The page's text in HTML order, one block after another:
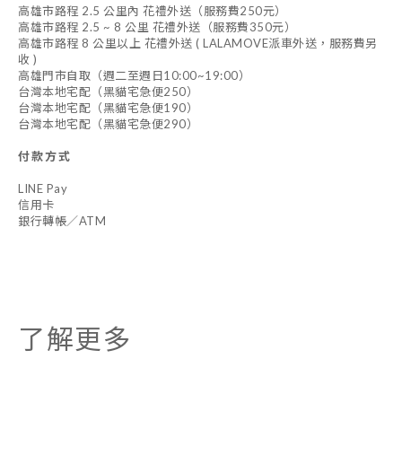
高雄市路程 2.5 公里內 花禮外送（服務費250元）
高雄市路程 2.5 ~ 8 公里 花禮外送（服務費350元）
高雄市路程 8 公里以上 花禮外送 ( LALAMOVE派車外送，服務費另
收 )
高雄門市自取（週二至週日10:00~19:00）
台灣本地宅配（黑貓宅急便250）
台灣本地宅配（黑貓宅急便190）
台灣本地宅配（黑貓宅急便290）
付款方式
LINE Pay
信用卡
銀行轉帳／ATM
了解更多